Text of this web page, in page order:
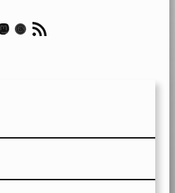
Threads RSS-Feed